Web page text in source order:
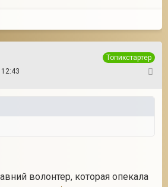
Топикстартер
волонтер, которая опекала